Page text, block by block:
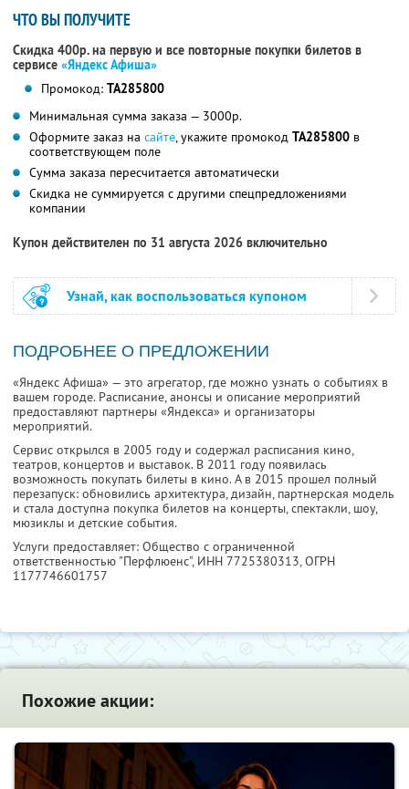
ЧТО ВЫ ПОЛУЧИТЕ
Скидка 400р. на первую и все повторные покупки билетов в
сервисе «Яндекс Афиша»
Промокод: TA285800
Минимальная сумма заказа — 3000р.
Оформите заказ на сайте, укажите промокод TA285800 в
соответствующем поле
Сумма заказа пересчитается автоматически
Скидка не суммируется с другими спецпредложениями
компании
Купон действителен по 31 августа 2026 включительно
Узнай, как воспользоваться купоном
ПОДРОБНЕЕ О ПРЕДЛОЖЕНИИ
«Яндекс Афиша» — это агрегатор, где можно узнать о событиях в
вашем городе. Расписание, анонсы и описание мероприятий
предоставляют партнеры «Яндекса» и организаторы
мероприятий.
Сервис открылся в 2005 году и содержал расписания кино,
театров, концертов и выставок. В 2011 году появилась
возможность покупать билеты в кино. А в 2015 прошел полный
перезапуск: обновились архитектура, дизайн, партнерская модель
и стала доступна покупка билетов на концерты, спектакли, шоу,
мюзиклы и детские события.
Услуги предоставляет: Общество с ограниченной
ответственностью "Перфлюенс", ИНН 7725380313, ОГРН
1177746601757
Похожие акции: